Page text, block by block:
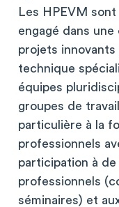
Les HPEVM
engagé dans
projets
technique
équipes
groupes de
particulière à la
professionnels
participation à
professionnels
séminaires) et